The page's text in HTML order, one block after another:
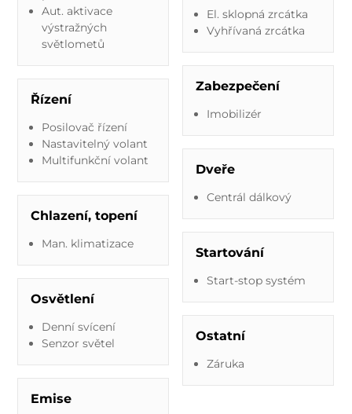
Aut. aktivace
výstražných
světlometů
Řízení
Posilovač řízení
Nastavitelný volant
Multifunkční volant
Chlazení, topení
Man. klimatizace
Osvětlení
Denní svícení
Senzor světel
Emise
El. sklopná zrcátka
Vyhřívaná zrcátka
Zabezpečení
Imobilizér
Dveře
Centrál dálkový
Startování
Start-stop systém
Ostatní
Záruka